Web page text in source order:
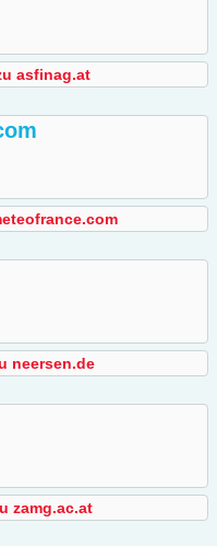
asfinag.at
neersen.de
zamg.ac.at